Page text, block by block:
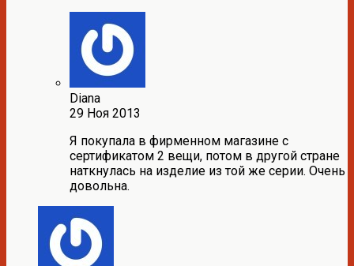
Diana
29 Ноя 2013
Я покупала в фирменном магазине с
сертификатом 2 вещи, потом в другой стране
наткнулась на изделие из той же серии. Очень
довольна.